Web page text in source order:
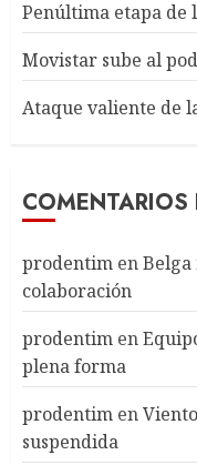
Penúltima etapa de
Movistar sube al
Ataque valiente de
COMENTARIOS
prodentim enBelga
colaboración
prodentim en
plena forma
prodentim en
suspendida